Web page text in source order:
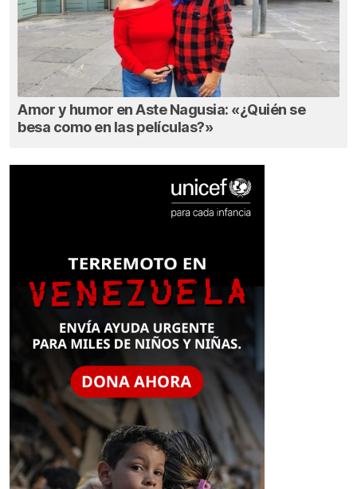
Amor y humor en Aste Nagusia: «¿Quién se
besa como en las películas?»